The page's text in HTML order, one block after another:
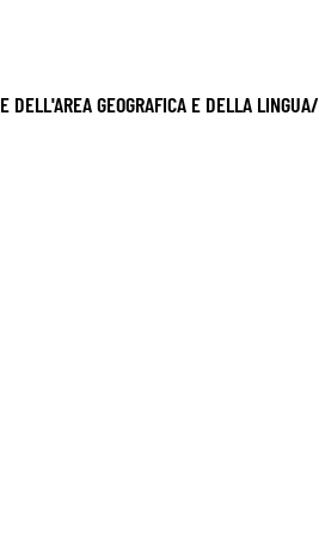
DELL'AREA GEOGRAFICA E DELLA LINGUA/